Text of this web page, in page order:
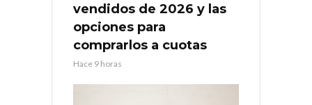
vendidos de 2026 y las
opciones para
comprarlos a cuotas
Hace 9 horas